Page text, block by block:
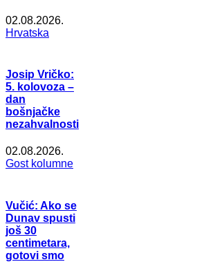
02.08.2026.
Hrvatska
Josip Vričko:
5. kolovoza –
dan
bošnjačke
nezahvalnosti
02.08.2026.
Gost kolumne
Vučić: Ako se
Dunav spusti
još 30
centimetara,
gotovi smo